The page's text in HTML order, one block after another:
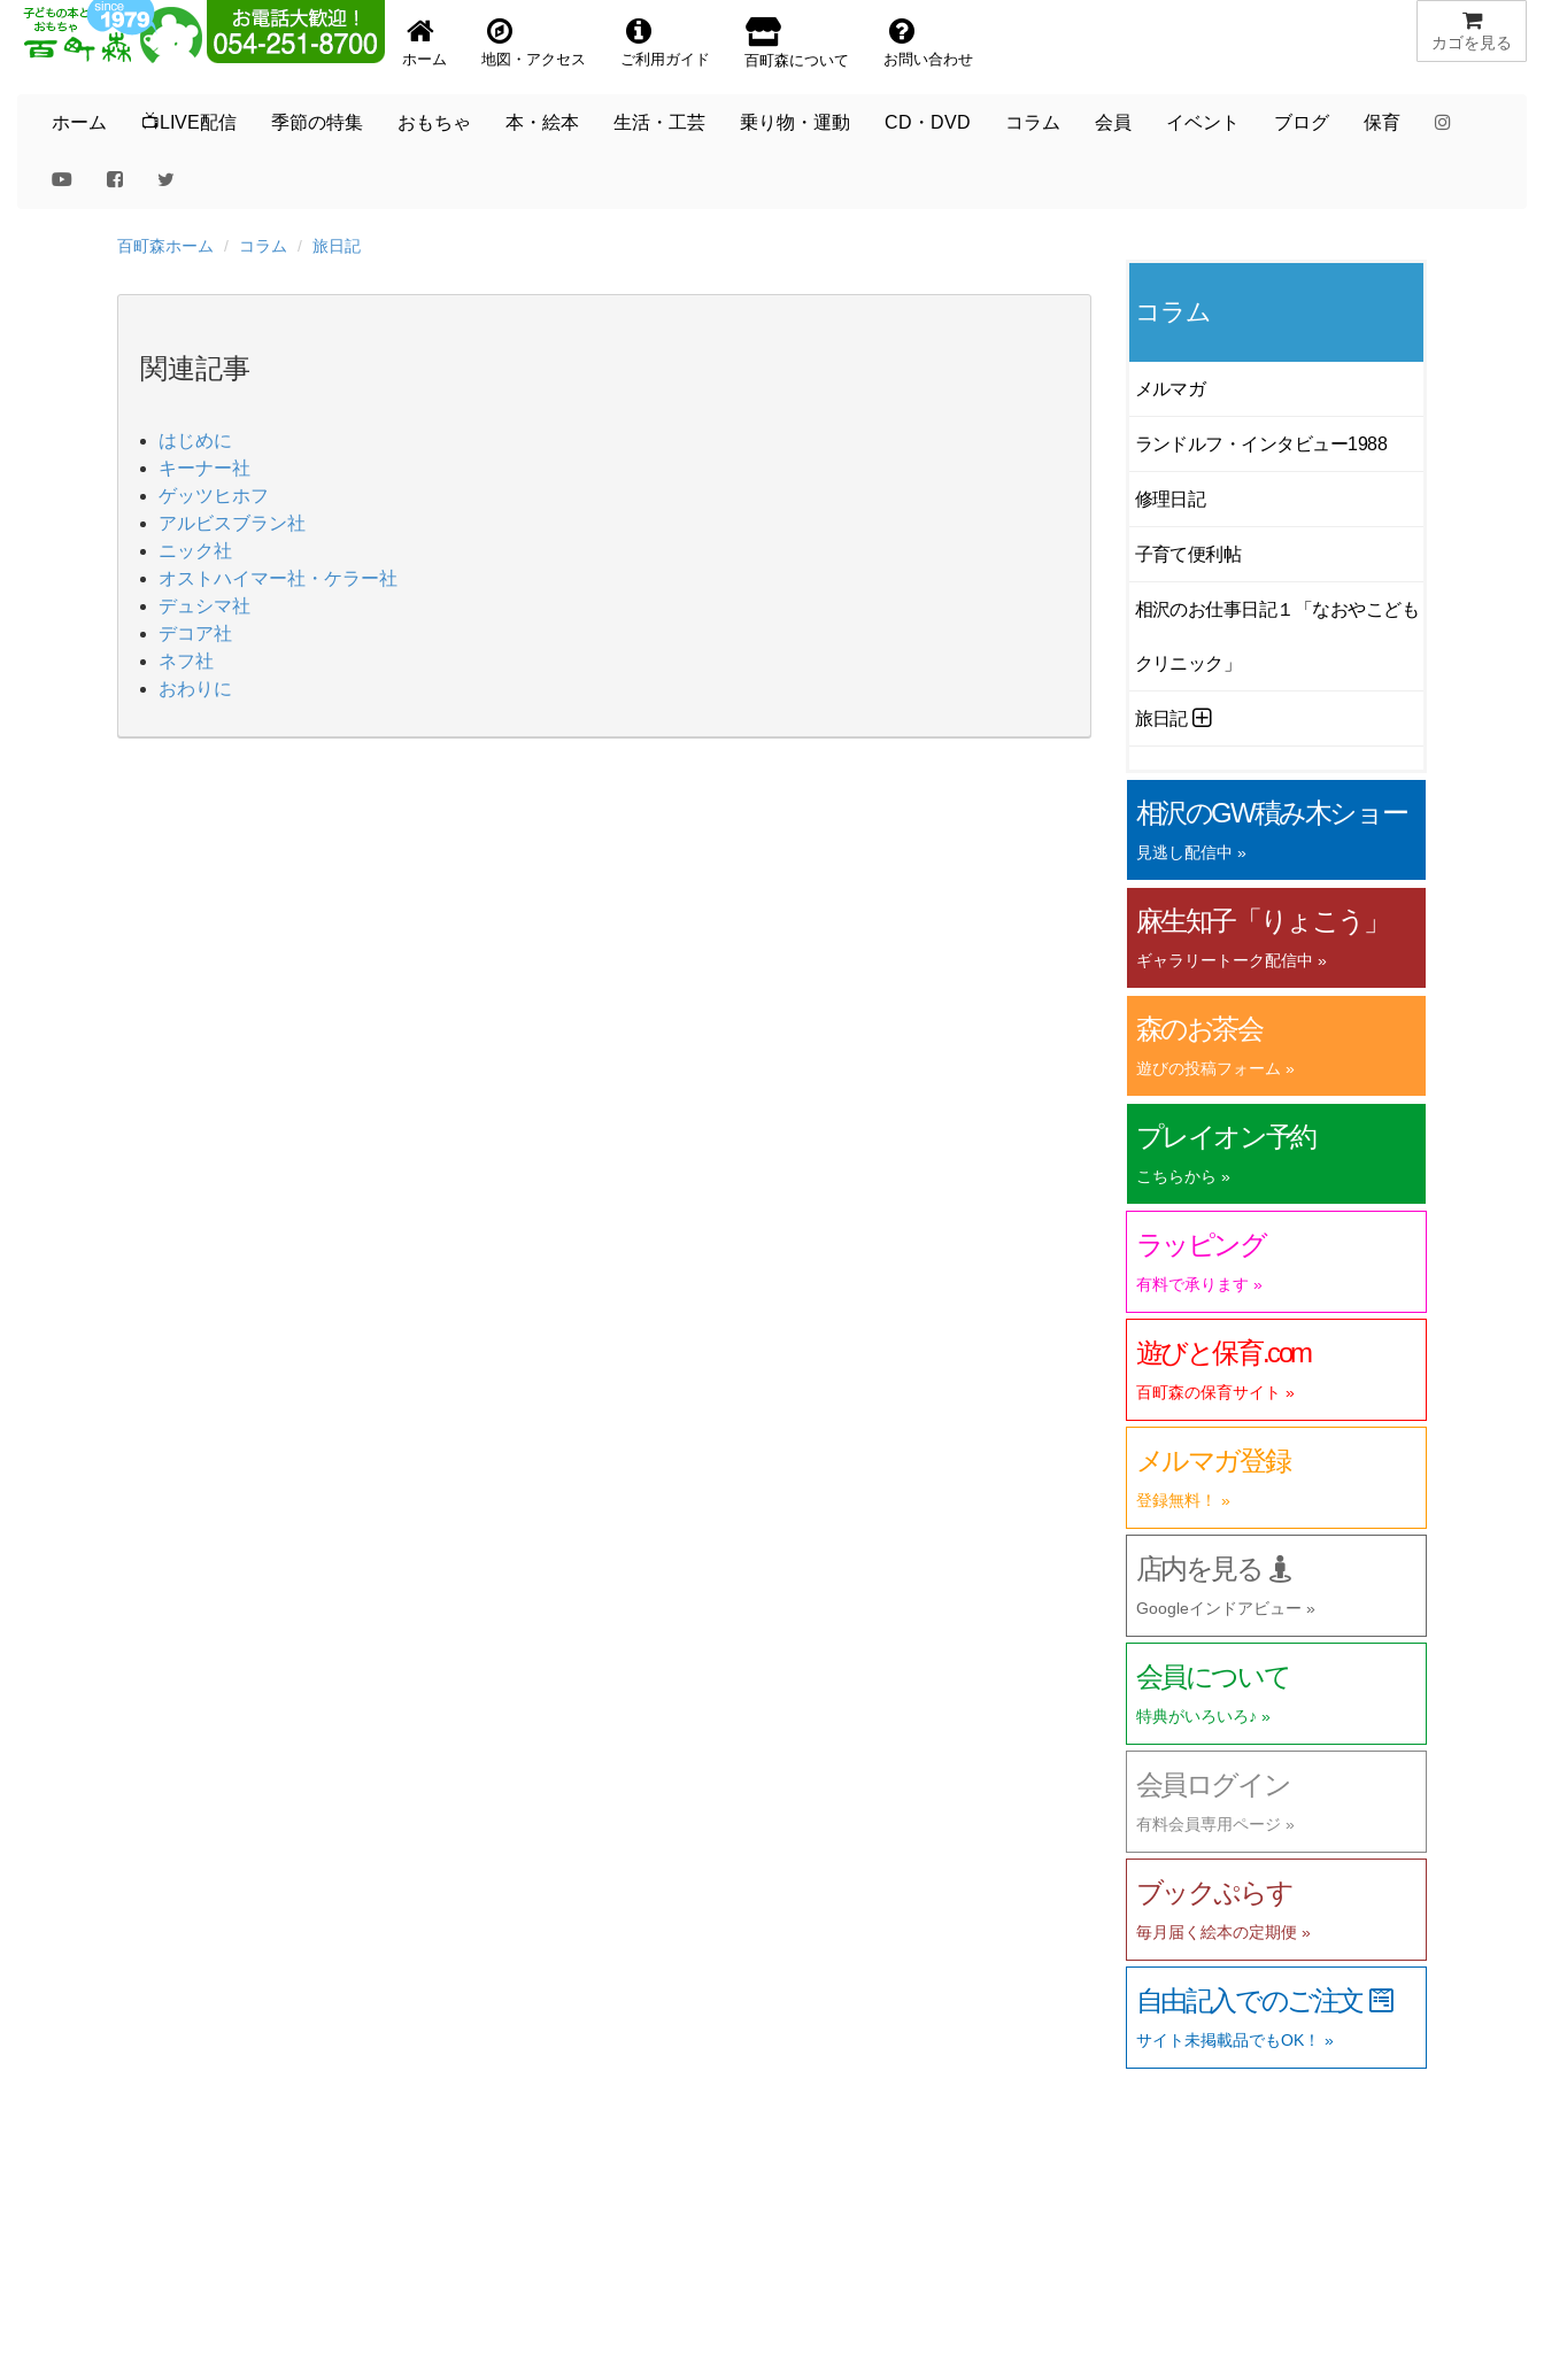
カゴを見る
ホーム 地図・アクセス ご利用ガイド 百町森について お問い合わせ
ホーム 📺LIVE配信 季節の特集 おもちゃ 本・絵本 生活・工芸 乗り物・運動 CD・DVD コラム 会員 イベント ブログ 保育
百町森ホーム コラム 旅日記
関連記事
はじめに
キーナー社
ゲッツヒホフ
アルビスブラン社
ニック社
オストハイマー社・ケラー社
デュシマ社
デコア社
ネフ社
おわりに
コラム
メルマガ
ランドルフ・インタビュー1988
修理日記
子育て便利帖
相沢のお仕事日記１「なおやこども
クリニック」
旅日記
相沢のGW積み木ショー
見逃し配信中 »
麻生知子「りょこう」
ギャラリートーク配信中 »
森のお茶会
遊びの投稿フォーム »
プレイオン予約
こちらから »
ラッピング
有料で承ります »
遊びと保育.com
百町森の保育サイト »
メルマガ登録
登録無料！ »
店内を見る
Googleインドアビュー »
会員について
特典がいろいろ♪ »
会員ログイン
有料会員専用ページ »
ブックぷらす
毎月届く絵本の定期便 »
自由記入でのご注文
サイト未掲載品でもOK！ »